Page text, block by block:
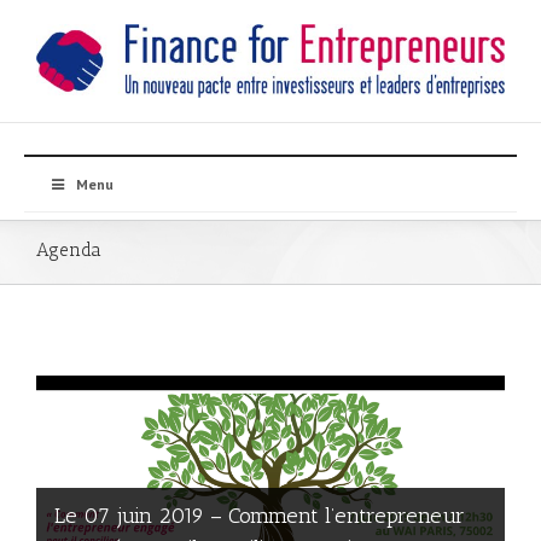
Menu
Agenda
Le 07 juin 2019 – Comment l’entrepreneur
Nouveau ! Finance for Entrepreneurs